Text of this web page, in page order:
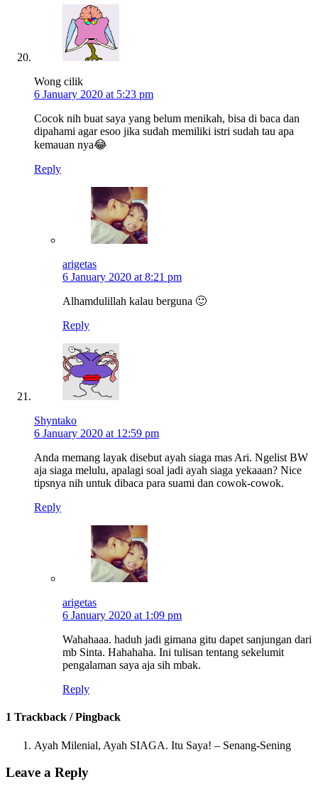
Wong cilik
6 January 2020 at 5:23 pm
Cocok nih buat saya yang belum menikah, bisa di baca dan
dipahami agar esoo jika sudah memiliki istri sudah tau apa
kemauan nya😂
Reply
arigetas
6 January 2020 at 8:21 pm
Alhamdulillah kalau berguna 🙂
Reply
Shyntako
6 January 2020 at 12:59 pm
Anda memang layak disebut ayah siaga mas Ari. Ngelist BW
aja siaga melulu, apalagi soal jadi ayah siaga yekaaan? Nice
tipsnya nih untuk dibaca para suami dan cowok-cowok.
Reply
arigetas
6 January 2020 at 1:09 pm
Wahahaaa. haduh jadi gimana gitu dapet sanjungan dari
mb Sinta. Hahahaha. Ini tulisan tentang sekelumit
pengalaman saya aja sih mbak.
Reply
1 Trackback / Pingback
Ayah Milenial, Ayah SIAGA. Itu Saya! – Senang-Sening
Leave a Reply